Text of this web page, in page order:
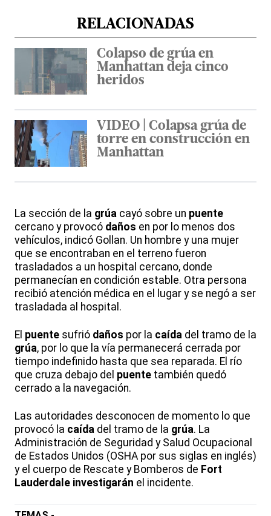
RELACIONADAS
Colapso de grúa en
Manhattan deja cinco
heridos
VIDEO | Colapsa grúa de
torre en construcción en
Manhattan
La sección de la grúa cayó sobre un puente
cercano y provocó daños en por lo menos dos
vehículos, indicó Gollan. Un hombre y una mujer
que se encontraban en el terreno fueron
trasladados a un hospital cercano, donde
permanecían en condición estable. Otra persona
recibió atención médica en el lugar y se negó a ser
trasladada al hospital.
El puente sufrió daños por la caída del tramo de la
grúa, por lo que la vía permanecerá cerrada por
tiempo indefinido hasta que sea reparada. El río
que cruza debajo del puente también quedó
cerrado a la navegación.
Las autoridades desconocen de momento lo que
provocó la caída del tramo de la grúa. La
Administración de Seguridad y Salud Ocupacional
de Estados Unidos (OSHA por sus siglas en inglés)
y el cuerpo de Rescate y Bomberos de Fort
Lauderdale investigarán el incidente.